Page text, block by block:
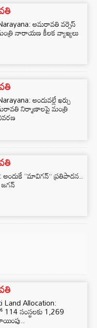
అమరావతి వర్సెస్
నారాయణ కీలక వ్యాఖ్యలు
అందువల్లే ఖర్చు
నిర్మాణాలపై మంత్రి
అందుకే “మావిగన్” ప్రతిపాదన..
జగన్
Land Allocation:
సంస్థలకు 1,269